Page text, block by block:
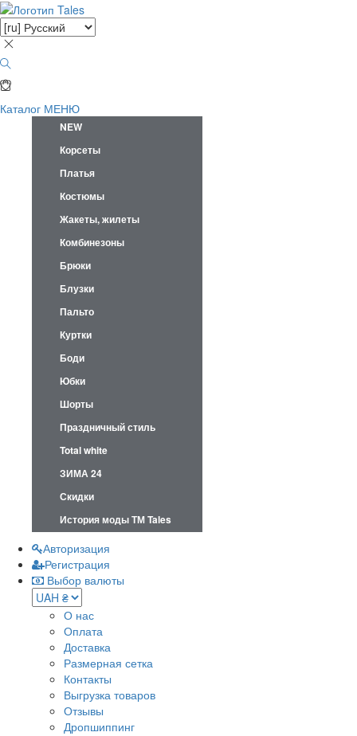
Каталог МЕНЮ
NEW
Корсеты
Платья
Костюмы
Жакеты, жилеты
Комбинезоны
Брюки
Блузки
Пальто
Куртки
Боди
Юбки
Шорты
Праздничный стиль
Total white
ЗИМА 24
Скидки
История моды ТМ Tales
Авторизация
Регистрация
Выбор валюты
О нас
Оплата
Доставка
Размерная сетка
Контакты
Выгрузка товаров
Отзывы
Дропшиппинг